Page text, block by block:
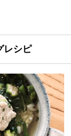
レシピ